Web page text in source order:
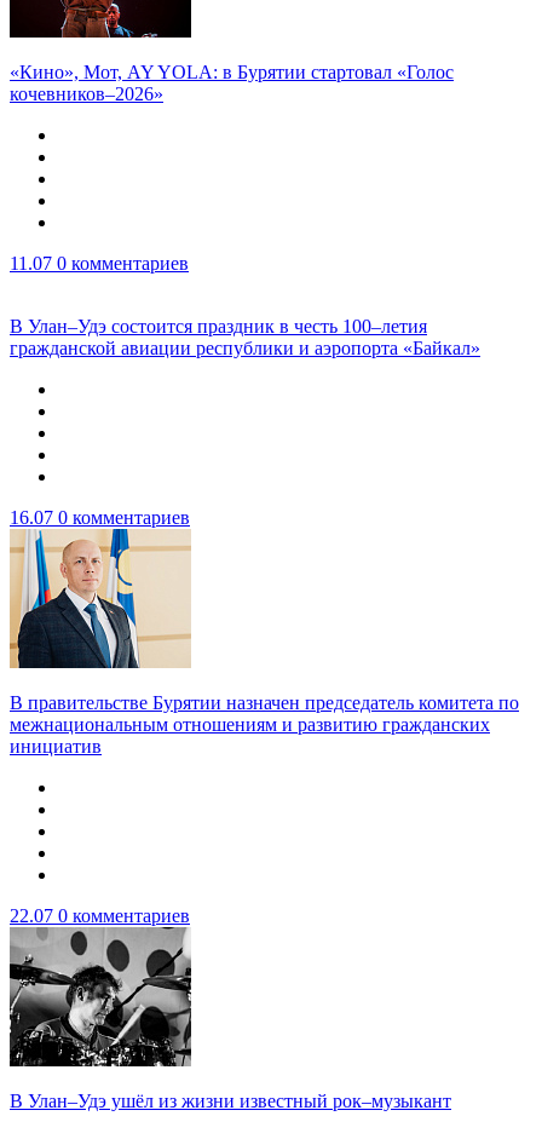
«Кино», Мот, AY YOLA: в Бурятии стартовал «Голос
кочевников–2026»
11.07 0 комментариев
В Улан–Удэ состоится праздник в честь 100–летия
гражданской авиации республики и аэропорта «Байкал»
16.07 0 комментариев
В правительстве Бурятии назначен председатель комитета по
межнациональным отношениям и развитию гражданских
инициатив
22.07 0 комментариев
В Улан–Удэ ушёл из жизни известный рок–музыкант